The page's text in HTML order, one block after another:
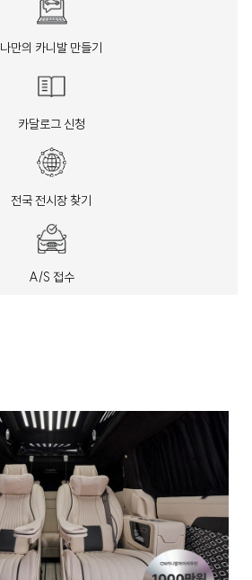
나만의 카니발 만들기
카달로그 신청
전국 전시장 찾기
A/S 접수